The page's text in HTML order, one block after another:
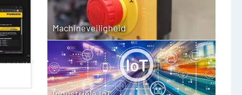
Machineveiligheid